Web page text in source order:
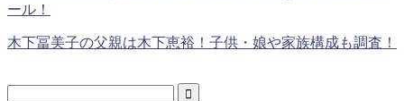
ール！
木下冨美子の父親は木下恵裕！子供・娘や家族構成も調査！